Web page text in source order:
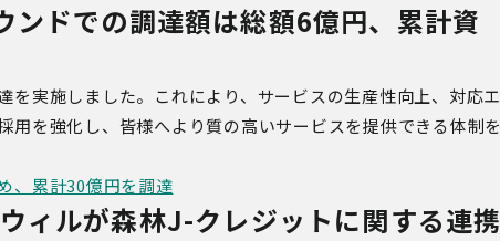
ンドでの調達額は総額6億円、累計資
を実施しました。これにより、サービスの生産性向上、対応エ
用を強化し、皆様へより質の高いサービスを提供できる体制を
、累計30億円を調達
ィルが森林J-クレジットに関する連携